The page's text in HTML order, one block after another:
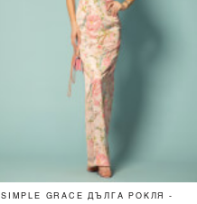
SIMPLE GRACE ДЪЛГА РОКЛЯ -